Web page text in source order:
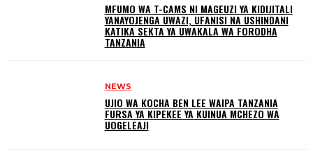
MFUMO WA T-CAMS NI MAGEUZI YA KIDIJITALI
YANAYOJENGA UWAZI, UFANISI NA USHINDANI
KATIKA SEKTA YA UWAKALA WA FORODHA
TANZANIA
NEWS
UJIO WA KOCHA BEN LEE WAIPA TANZANIA
FURSA YA KIPEKEE YA KUINUA MCHEZO WA
UOGELEAJI